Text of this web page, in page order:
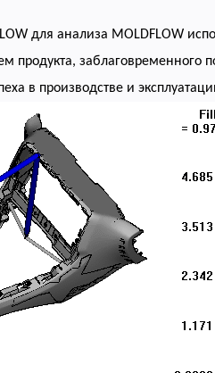
для анализа MOLDFLOW
продукта, заблаговременного
в производстве и